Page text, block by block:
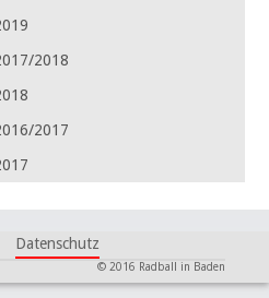
2018
2017
Datenschutz
© 2016 Radball in Baden